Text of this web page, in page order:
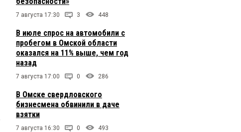
7 августа 17:30 3 448
В июле спрос на автомобили с
пробегом в Омской области
оказался на 11% выше, чем год
назад
7 августа 17:00 0 286
В Омске свердловского
бизнесмена обвинили в даче
взятки
7 августа 16:30 0 493